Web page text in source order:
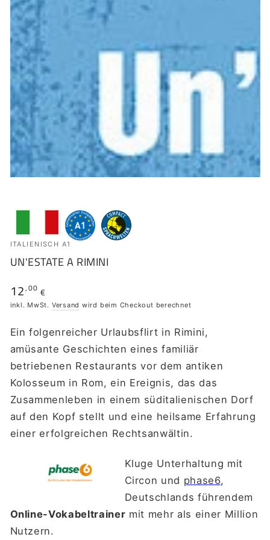
ITALIENISCH A1
UN'ESTATE A RIMINI
Regulärer
Preis
12,00 €
inkl. MwSt. Versand wird beim Checkout berechnet
Ein folgenreicher Urlaubsflirt in Rimini,
amüsante Geschichten eines familiär
betriebenen Restaurants vor dem antiken
Kolosseum in Rom, ein Ereignis, das das
Zusammenleben in einem süditalienischen Dorf
auf den Kopf stellt und eine heilsame Erfahrung
einer erfolgreichen Rechtsanwältin.
Kluge Unterhaltung mit
Circon und phase6,
Deutschlands führendem
Online-Vokabeltrainer mit mehr als einer Million
Nutzern.